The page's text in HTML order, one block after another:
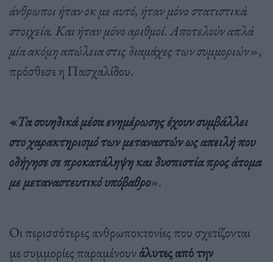
άνθρωποι ήταν οκ με αυτό, ήταν μόνο στατιστικά
στοιχεία. Και ήταν μόνο αριθμοί. Αποτελούν απλά
μία ακόμη απώλεια στις διαμάχες των συμμοριών»,
πρόσθεσε η Πασχαλίδου.
«Τα σουηδικά μέσα ενημέρωσης έχουν συμβάλλει
στο χαρακτηρισμό των μεταναστών ως απειλή που
οδήγησε σε προκατάληψη και δυσπιστία προς άτομα
με μεταναστευτικό υπόβαθρο».
Οι περισσότερες ανθρωποκτονίες που σχετίζονται
με συμμορίες παραμένουν άλυτες από την